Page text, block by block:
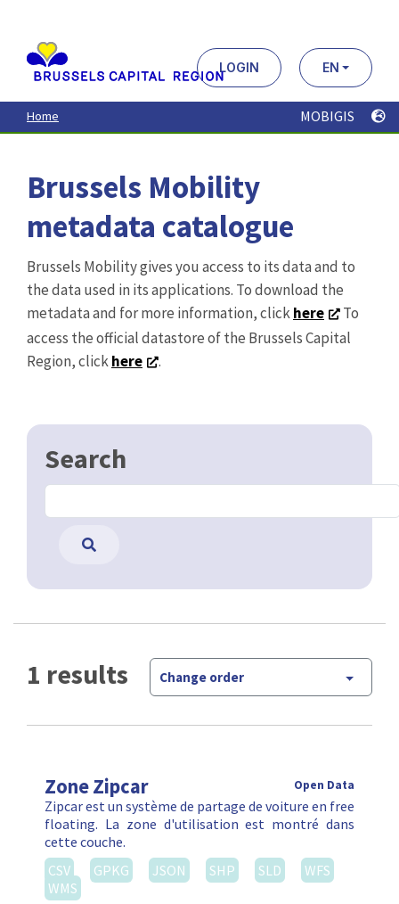
contenu
principal
LOGIN EN
Home MOBIGIS
Brussels Mobility
metadata catalogue
Brussels Mobility gives you access to its data and to
the data used in its applications. To download the
metadata and for more information, clickhere
To
access the official datastore of the Brussels Capital
Region, clickhere .
Search
1 results Change order
Zone Zipcar Open Data
Zipcar est un système de partage de voiture en free
floating. La zone d'utilisation est montré dans
cette couche.
CSV
GPKG JSON SHP SLD
WFS
WMS